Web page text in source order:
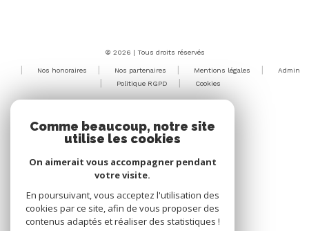
© 2026 | Tous droits réservés
Nos honoraires Nos partenaires Mentions légales
Admin
Politique RGPD
Cookies
Comme beaucoup, notre site
utilise les cookies
On aimerait vous accompagner pendant
votre visite.
En poursuivant, vous acceptez l'utilisation des
cookies par ce site, afin de vous proposer des
contenus adaptés et réaliser des statistiques !